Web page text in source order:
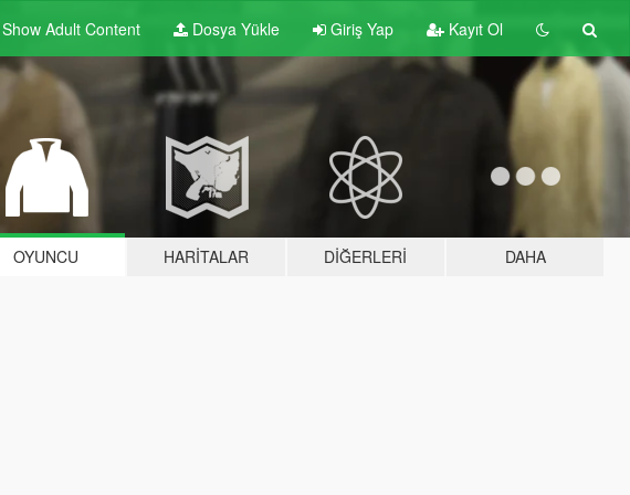
Show Adult Content Dosya Yükle Giriş Yap Kayıt Ol
OYUNCU HARITALAR DIĞERLERI DAHA